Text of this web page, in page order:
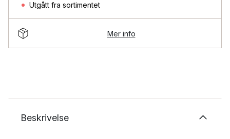
Utgått fra sortimentet
Mer info
Beskrivelse